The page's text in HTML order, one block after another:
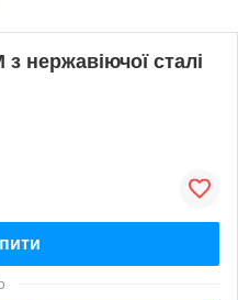
нержавіючої сталі